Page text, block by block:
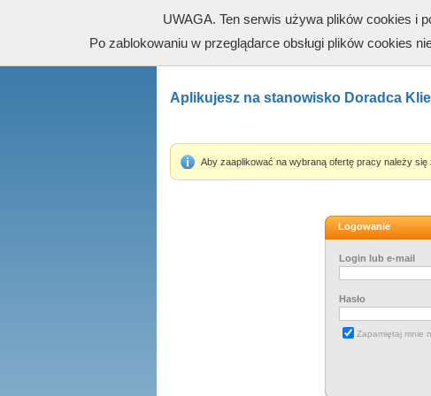
Aplikujesz na stanowisko Doradca
Aby zaaplikować na wybraną ofertę pracy należy
Logowanie
Login lub e-mail
Hasło
Zapamiętaj mnie
UWAGA. Ten serwis używa plików cookies i
Po zablokowaniu w przeglądarce obsługi plików cookies